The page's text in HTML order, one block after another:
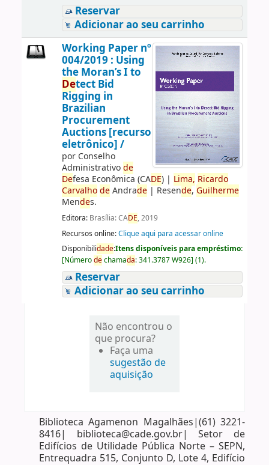
Reservar
Adicionar ao seu carrinho
Working Paper nº
004/2019 : Using
the Moran’s I to
Detect Bid
Rigging in
Brazilian
Procurement
Auctions [recurso
eletrônico] /
por Conselho
Administrativode
Defesa Econômica (CADE)| Lima, Ricardo
Carvalho deAndrade| Resende, Guilherme
Mendes.
Editora: Brasília: CADE, 2019
Recursos online:Clique aqui para acessar online
Disponibilidade:Itens disponíveis para empréstimo:
[Númerodechamada:341.3787 W926] (1).
Reservar
Adicionar ao seu carrinho
Não encontrou o
que procura?
Faça uma
sugestão de
aquisição
Biblioteca Agamenon Magalhães|(61) 3221-
8416| biblioteca@cade.gov.br| Setor de
Edifícios de Utilidade Pública Norte – SEPN,
Entrequadra 515, Conjunto D, Lote 4, Edifício